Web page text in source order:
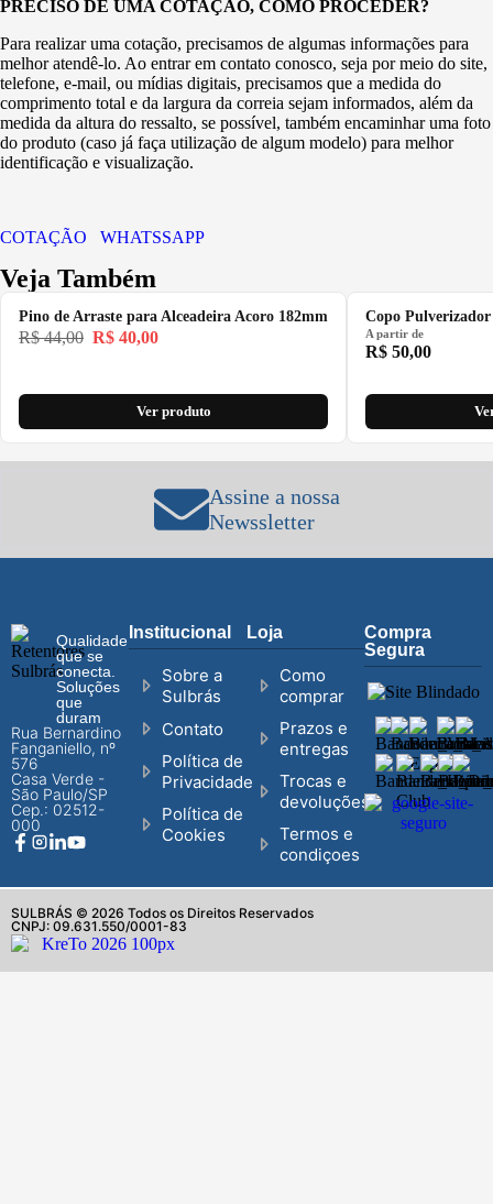
PRECISO DE UMA COTAÇÃO, COMO PROCEDER?
Para realizar uma cotação, precisamos de algumas informações para
melhor atendê-lo. Ao entrar em contato conosco, seja por meio do site,
telefone, e-mail, ou mídias digitais, precisamos que a medida do
comprimento total e da largura da correia sejam informados, além da
medida da altura do ressalto, se possível, também encaminhar uma foto
do produto (caso já faça utilização de algum modelo) para melhor
identificação e visualização.
COTAÇÃO WHATSSAPP
Veja Também
Pino de Arraste para Alceadeira Acoro 182mm
R$44,00 R$ 40,00
Ver produto
Copo Pulverizador
A partir de
R$ 50,00
Assine a nossa
Newssletter
Qualidade
que se
conecta.
Soluções
que
duram
Rua Bernardino
Fanganiello, nº
576
Casa Verde -
São Paulo/SP
Cep.: 02512-
000
Institucional
Sobre a
Sulbrás
Contato
Política de
Privacidade
Política de
Cookies
Loja
Como
comprar
Prazos e
entregas
Trocas e
devoluções
Termos e
condiçoes
Compra
Segura
SULBRÁS © 2026 Todos os Direitos Reservados
CNPJ: 09.631.550/0001-83